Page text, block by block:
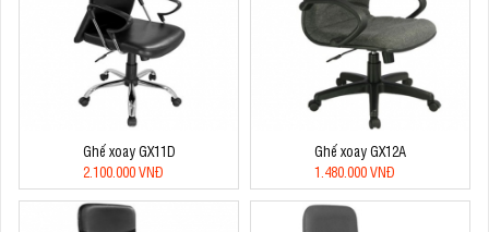
Ghế xoay GX11D
2.100.000 VNĐ
Ghế xoay GX12A
1.480.000 VNĐ